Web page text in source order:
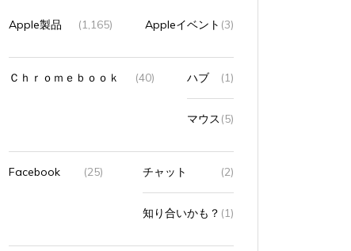
Apple製品 (1,165) Appleイベント (3)
Ｃｈｒｏｍｅｂｏｏｋ (40) ハブ (1)
マウス (5)
Facebook (25) チャット (2)
知り合いかも？ (1)